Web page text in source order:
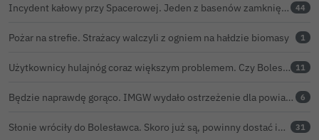
Incydent kałowy przy Spacerowej. Jeden z basenów zamknięty do odwołania 44
Pożar na strefie. Strażacy walczyli z ogniem na hałdzie biomasy 1
Użytkownicy hulajnóg coraz większym problemem. Czy Bolesławiec powinien pójść śladem Gniezna? 11
Będzie naprawdę gorąco. IMGW wydało ostrzeżenie dla powiatu bolesławieckiego 6
Słonie wróciły do Bolesławca. Skoro już są, powinny dostać imiona? 31